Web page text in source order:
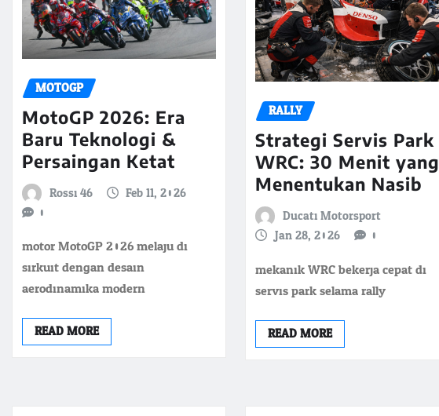
MOTOGP
MotoGP 2026: Era
Baru Teknologi &
Persaingan Ketat
Rossi 46
Feb 11, 2026
0
motor MotoGP 2026 melaju di
sirkuit dengan desain
aerodinamika modern
READ MORE
RALLY
Strategi Servis Park
WRC: 30 Menit yang
Menentukan Nasib
Ducati Motorsport
Jan 28, 2026
0
mekanik WRC bekerja cepat di
servis park selama rally
READ MORE